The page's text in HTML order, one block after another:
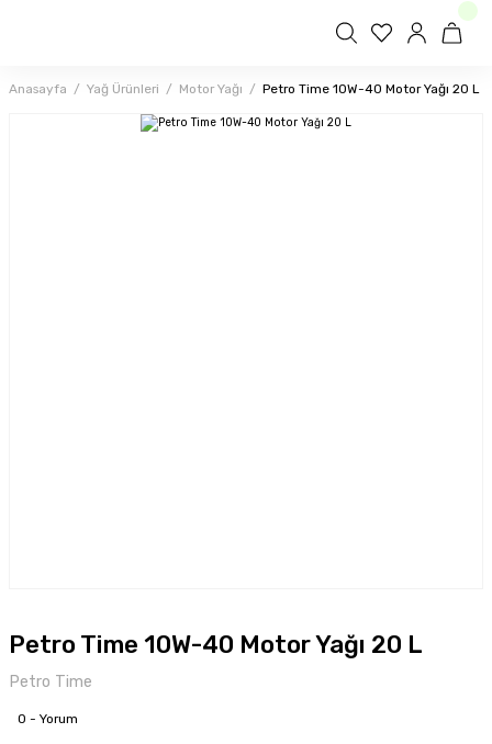
Anasayfa Yağ Ürünleri Motor Yağı Petro Time 10W-40 Motor Yağı 20 L
Petro Time 10W-40 Motor Yağı 20 L
Petro Time
0 - Yorum